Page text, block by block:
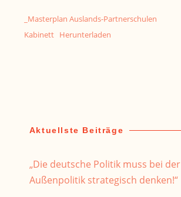
_Masterplan Auslands-Partnerschulen
Kabinett Herunterladen
Aktuellste Beiträge
„Die deutsche Politik muss bei der
Außenpolitik strategisch denken!“